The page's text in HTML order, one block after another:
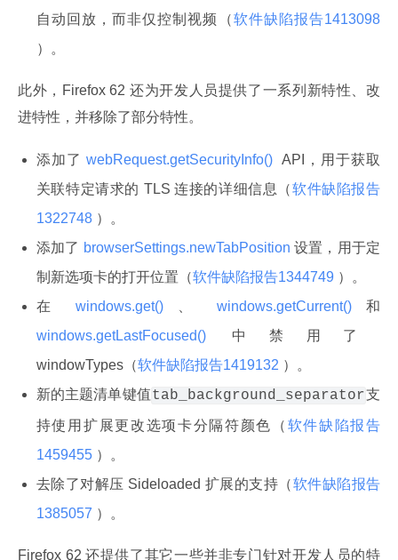
自动回放，而非仅控制视频（软件缺陷报告1413098
）。
此外，Firefox 62 还为开发人员提供了一系列新特性、改
进特性，并移除了部分特性。
添加了 webRequest.getSecurityInfo() API，用于获取
关联特定请求的 TLS 连接的详细信息（软件缺陷报告
1322748 ）。
添加了 browserSettings.newTabPosition 设置，用于定
制新选项卡的打开位置（软件缺陷报告1344749 ）。
在
windows.get() windows.getCurrent()和
windows.getLastFocused() 中禁用了
windowTypes（软件缺陷报告1419132 ）。
新的主题清单键值tab_background_separator支
持使用扩展更改选项卡分隔符颜色（ 软件缺陷报告
1459455 ）。
去除了对解压 Sideloaded 扩展的支持（软件缺陷报告
1385057 ）。
Firefox 62 还提供了其它一些并非专门针对开发人员的特